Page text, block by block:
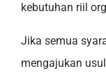
kebutuhan riil
Jika semua
mengajukan